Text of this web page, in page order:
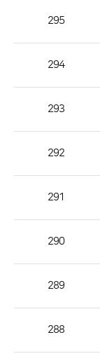
록
공
295
294
293
292
291
290
289
288